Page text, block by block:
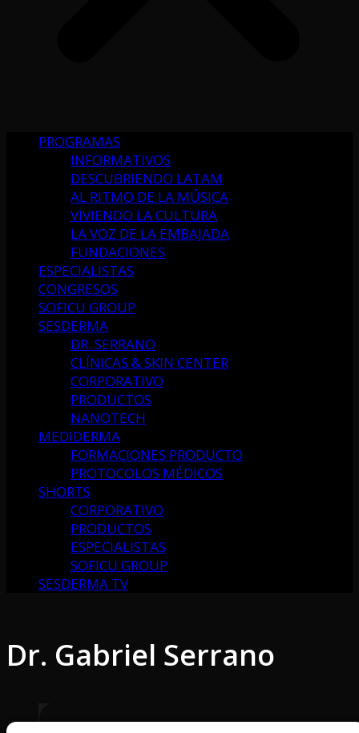
PROGRAMAS
INFORMATIVOS
DESCUBRIENDO LATAM
AL RITMO DE LA MÚSICA
VIVIENDO LA CULTURA
LA VOZ DE LA EMBAJADA
FUNDACIONES
ESPECIALISTAS
CONGRESOS
SOFICU GROUP
SESDERMA
DR. SERRANO
CLÍNICAS & SKIN CENTER
CORPORATIVO
PRODUCTOS
NANOTECH
MEDIDERMA
FORMACIONES PRODUCTO
PROTOCOLOS MÉDICOS
SHORTS
CORPORATIVO
PRODUCTOS
ESPECIALISTAS
SOFICU GROUP
SESDERMA TV
Dr. Gabriel Serrano